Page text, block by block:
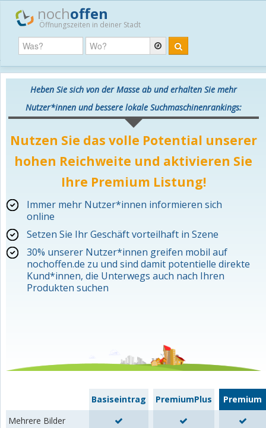
nochoffen
Öffnungszeiten in deiner Stadt
Heben Sie sich von der Masse ab und erhalten Sie mehr
Nutzer*innen und bessere lokale Suchmaschinenrankings:
Nutzen Sie das volle Potential unserer
hohen Reichweite und aktivieren Sie
Ihre Premium Listung!
Immer mehr Nutzer*innen informieren sich
online
Setzen Sie Ihr Geschäft vorteilhaft in Szene
30% unserer Nutzer*innen greifen mobil auf
nochoffen.de zu und sind damit potentielle direkte
Kund*innen, die Unterwegs auch nach Ihren
Produkten suchen
Basiseintrag PremiumPlus
Premium
Mehrere Bilder